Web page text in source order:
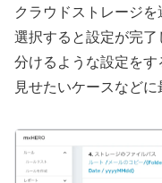
クラウドストレージ
選択すると設定が完
分けるような設定を
見せたいケースなどに